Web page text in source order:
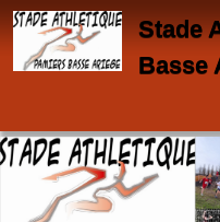
Stade
Basse
Panneau de gestion des